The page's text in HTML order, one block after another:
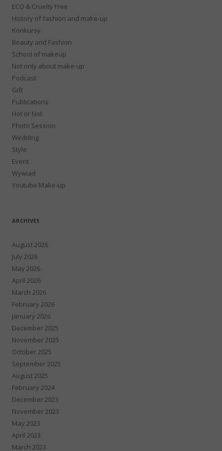
ECO & Cruelty Free
History of fashion and make-up
Konkursy
Beauty and Fashion
School of makeup
Not only about make-up
Podcast
Gift
Publications
Hot or Not
Photo Session
Wedding
Style
Event
Wywiad
Youtube Make-up
ARCHIVES
August 2026
July 2026
May 2026
April 2026
March 2026
February 2026
January 2026
December 2025
November 2025
October 2025
September 2025
August 2025
February 2024
December 2023
November 2023
May 2023
April 2023
March 2023